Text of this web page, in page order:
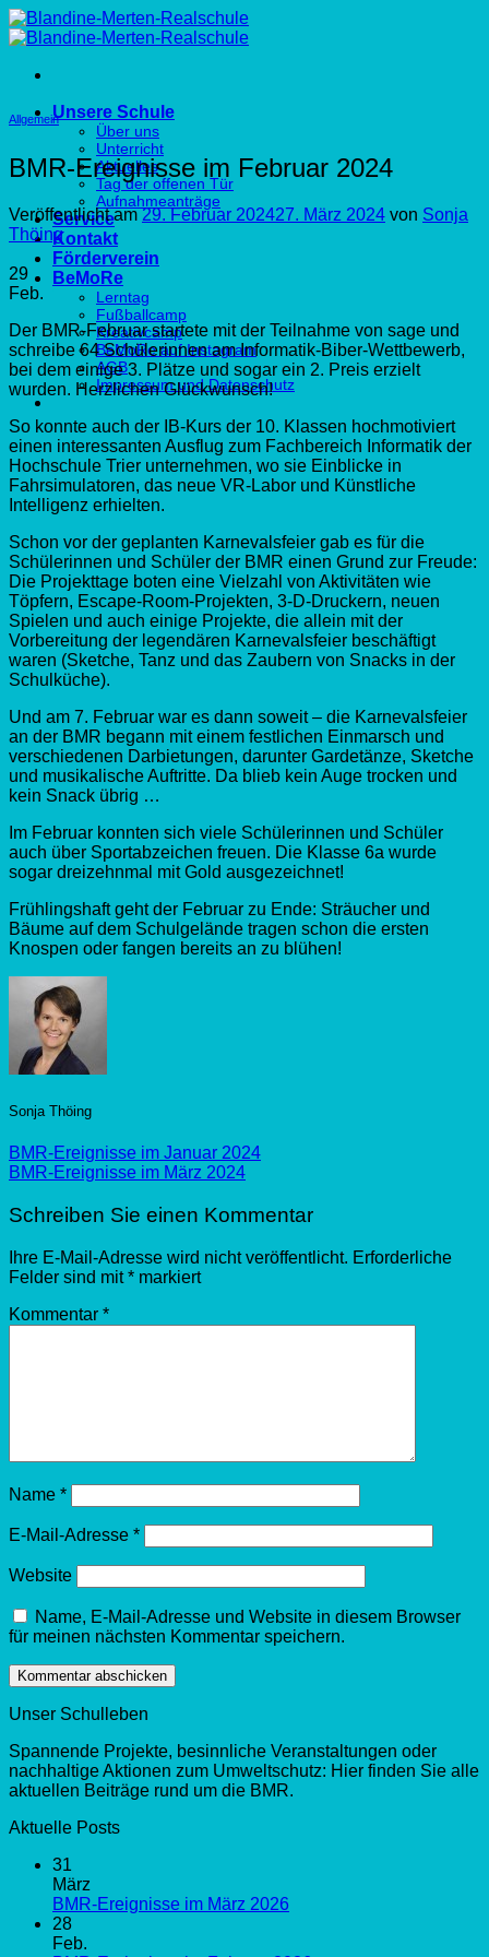
Zum
Inhalt
Unsere Schule
Über uns
Unterricht
Aktuelles
Tag der offenen Tür
Aufnahmeanträge
Service
Kontakt
Förderverein
BeMoRe
Lerntag
Fußballcamp
Kreativcamp
BeMoRe auf Instagram
AGB
Impressum und Datenschutz
Allgemein
BMR-Ereignisse im Februar 2024
Veröffentlicht am29. Februar 202427. März 2024 von Sonja
Thöing
29
Feb.
Der BMR-Februar startete mit der Teilnahme von sage und
schreibe 64 Schülerinnen am Informatik-Biber-Wettbewerb,
bei dem einige 3. Plätze und sogar ein 2. Preis erzielt
wurden. Herzlichen Glückwunsch!
So konnte auch der IB-Kurs der 10. Klassen hochmotiviert
einen interessanten Ausflug zum Fachbereich Informatik der
Hochschule Trier unternehmen, wo sie Einblicke in
Fahrsimulatoren, das neue VR-Labor und Künstliche
Intelligenz erhielten.
Schon vor der geplanten Karnevalsfeier gab es für die
Schülerinnen und Schüler der BMR einen Grund zur Freude:
Die Projekttage boten eine Vielzahl von Aktivitäten wie
Töpfern, Escape-Room-Projekten, 3-D-Druckern, neuen
Spielen und auch einige Projekte, die allein mit der
Vorbereitung der legendären Karnevalsfeier beschäftigt
waren (Sketche, Tanz und das Zaubern von Snacks in der
Schulküche).
Und am 7. Februar war es dann soweit – die Karnevalsfeier
an der BMR begann mit einem festlichen Einmarsch und
verschiedenen Darbietungen, darunter Gardetänze, Sketche
und musikalische Auftritte. Da blieb kein Auge trocken und
kein Snack übrig …
Im Februar konnten sich viele Schülerinnen und Schüler
auch über Sportabzeichen freuen. Die Klasse 6a wurde
sogar dreizehnmal mit Gold ausgezeichnet!
Frühlingshaft geht der Februar zu Ende: Sträucher und
Bäume auf dem Schulgelände tragen schon die ersten
Knospen oder fangen bereits an zu blühen!
Sonja Thöing
BMR-Ereignisse im Januar 2024
BMR-Ereignisse im März 2024
Schreiben Sie einen Kommentar
Ihre E-Mail-Adresse wird nicht veröffentlicht. Erforderliche
Felder sind mit* markiert
Kommentar *
Name *
E-Mail-Adresse *
Website
Name, E-Mail-Adresse und Website in diesem Browser
für meinen nächsten Kommentar speichern.
Unser Schulleben
Spannende Projekte, besinnliche Veranstaltungen oder
nachhaltige Aktionen zum Umweltschutz: Hier finden Sie alle
aktuellen Beiträge rund um die BMR.
Aktuelle Posts
31
März
BMR-Ereignisse im März 2026
28
Feb.